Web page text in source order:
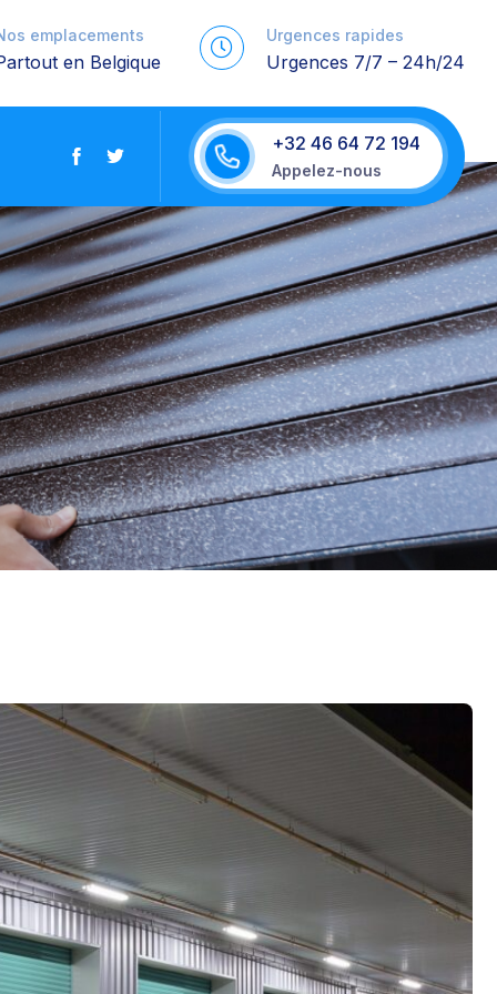
emplacements
en Belgique
Urgences rapides
Urgences 7/7 – 24h/24
+32 46 64 72 194
Appelez-nous